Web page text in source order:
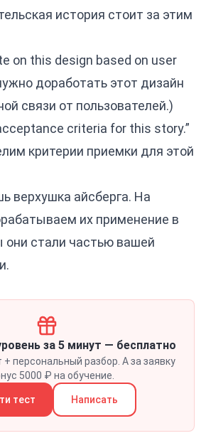
история стоит за этим
on this design based on user
доработать этот дизайн
связи от пользователей.)
criteria for this story.”
критерии приемки для этой
верхушка айсберга. На
их применение в
они стали частью вашей
за 5 минут — бесплатно
персональный разбор. А за заявку
5000 ₽ на обучение.
тест Написать